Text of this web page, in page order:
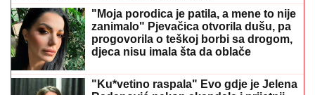
"Moja porodica je patila, a mene to nije
zanimalo" Pjevačica otvorila dušu, pa
progovorila o teškoj borbi sa drogom,
djeca nisu imala šta da oblače
"Ku*vetino raspala" Evo gdje je Jelena